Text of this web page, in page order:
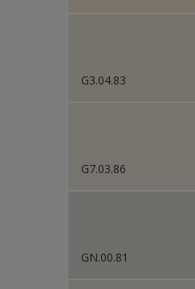
G3.04.83
G7.03.86
GN.00.81